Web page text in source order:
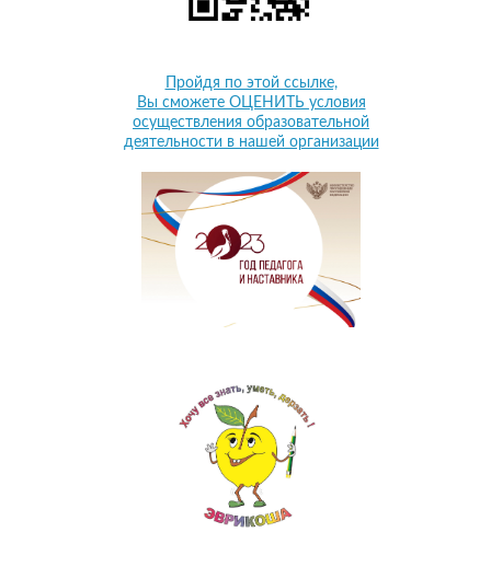
Пройдя по этой ссылке,
Вы сможете ОЦЕНИТЬ условия
осуществления образовательной
деятельности в нашей организации